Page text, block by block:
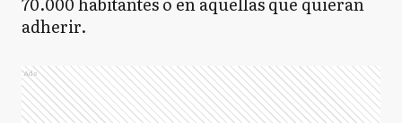
adherir.
Ads